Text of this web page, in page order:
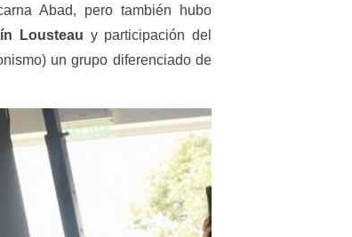
Abad, pero también hubo
Lousteau y participación del
un grupo diferenciado de